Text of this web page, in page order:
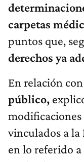
carpetas
puntos que,
derechos ya
En relación
público,
modificaciones
vinculados a la
en lo referido a